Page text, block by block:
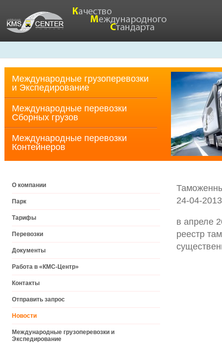
Международные грузоперевозки
и Экспедирование
Международные перевозки
Cборных грузов
Международные перевозки
Контейнеров
О компании
Парк
Тарифы
Перевозки
Документы
Работа в «КМС-Центр»
Контакты
Отправить запрос
Новости
Международные грузоперевозки и
Экспедирование
24-04-
в апреле
реестр